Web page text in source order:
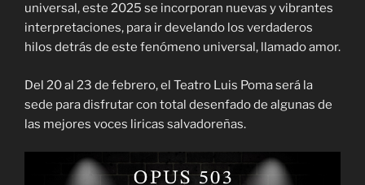
universal, este 2025 se incorporan nuevas y vibrantes
interpretaciones, para ir develando los verdaderos
hilos detrás de este fenómeno universal, llamado amor.
Del 20 al 23 de febrero, el Teatro Luis Poma será la
sede para disfrutar con total desenfado de algunas de
las mejores voces liricas salvadoreñas.